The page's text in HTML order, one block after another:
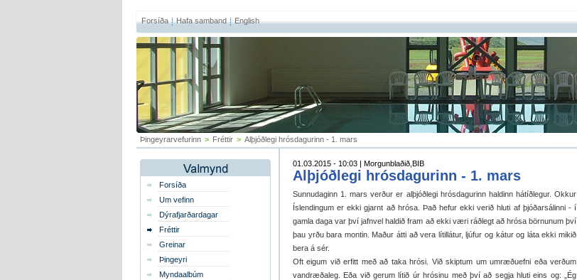
Forsíða Hafa samband English
Þingeyrarvefurinn > Fréttir > Alþjóðlegi hrósdagurinn - 1. mars
Forsíða
Um vefinn
Dýrafjarðardagar
Fréttir
Greinar
Þingeyri
Myndaalbúm
01.03.2015 - 10:03 | Morgunblaðið,BIB
Alþjóðlegi hrósdagurinn - 1. mars
Sunnudaginn 1. mars verður er alþjóðlegi hrósdagurinn haldinn hátíðlegur. Okkur
Íslendingum er ekki gjarnt að hrósa. Það hefur ekki verið hluti af þjóðarsálinni - í
gamla daga var því jafnvel haldið fram að ekki væri ráðlegt að hrósa börnunum því
þau yrðu bara montin. Maður átti að vera lítillátur, ljúfur og kátur og láta ekki mikið
bera á sér.
Oft eigum við erfitt með að taka hrósi. Við skiptum um umræðuefni eða verðum
vandræðaleg. Eða við gerum lítið úr hrósinu með því að segja hluti eins og: „Ég